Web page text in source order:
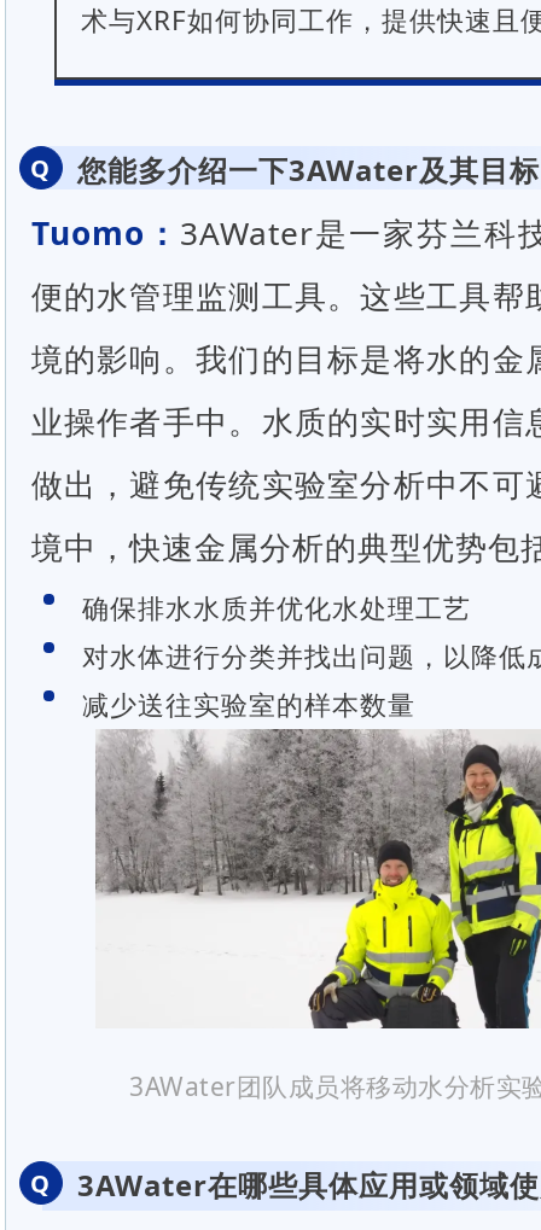
术与XRF如何协同工作，提供快速且
Q 您能多介绍一下3AWater及其目
Tuomo： 3AWater是一家芬兰科
便的水管理监测工具。这些工具帮
境的影响。我们的目标是将水的金
业操作者手中。水质的实时实用
做出，避免传统实验室分析中不可
境中，快速金属分析的典型优势包
确保排水水质并优化水处理工艺
对水体进行分类并找出问题，以降低
减少送往实验室的样本数量
3AWater团队成员将移动水分析实
Q 3AWater在哪些具体应用或领域